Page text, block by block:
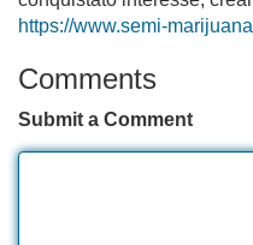
https://www.semi-
Comments
Submit a Comment